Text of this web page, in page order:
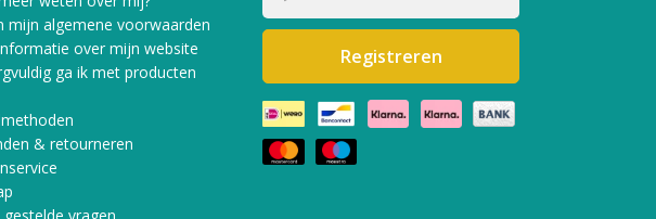
mijn algemene voorwaarden
over mijn website
ga ik met producten
& retourneren
Registreren